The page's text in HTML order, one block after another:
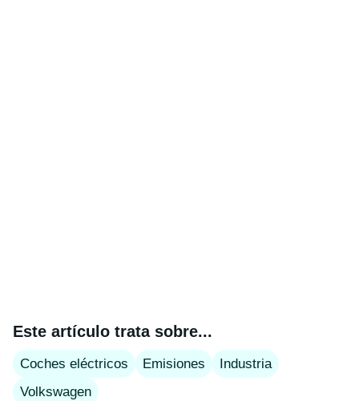
Este artículo trata sobre...
Coches eléctricos Emisiones
Industria
Volkswagen